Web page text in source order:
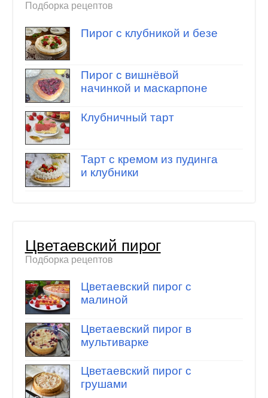
Подборка рецептов
Пирог с клубникой и безе
Пирог с вишнёвой
начинкой и маскарпоне
Клубничный тарт
Тарт с кремом из пудинга
и клубники
Цветаевский пирог
Подборка рецептов
Цветаевский пирог с
малиной
Цветаевский пирог в
мультиварке
Цветаевский пирог с
грушами